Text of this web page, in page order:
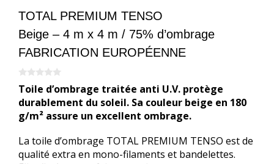
TOTAL PREMIUM TENSO
Beige – 4 m x 4 m / 75% d’ombrage
FABRICATION EUROPÉENNE
0
s
u
r
5
Toile d’ombrage traitée anti U.V. protège
durablement du soleil. Sa couleur beige en 180
g/m² assure un excellent ombrage.
La toile d’ombrage TOTAL PREMIUM TENSO est de
qualité extra en mono-filaments et bandelettes.